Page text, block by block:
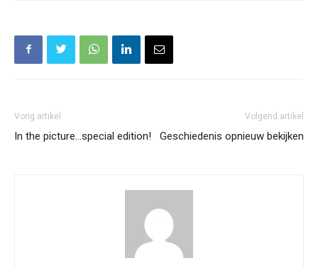
Vorig artikel
In the picture…special edition!
Volgend artikel
Geschiedenis opnieuw bekijken